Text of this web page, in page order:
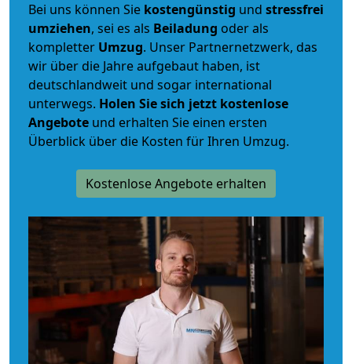
Bei uns können Sie kostengünstig und stressfrei
umziehen, sei es als Beiladung oder als
kompletter Umzug. Unser Partnernetzwerk, das
wir über die Jahre aufgebaut haben, ist
deutschlandweit und sogar international
unterwegs. Holen Sie sich jetzt kostenlose
Angebote und erhalten Sie einen ersten
Überblick über die Kosten für Ihren Umzug.
Kostenlose Angebote erhalten